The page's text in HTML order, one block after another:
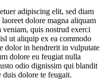
adipiscing elit, sed diam
dolore magna aliquam
quis nostrud exerci
ut aliquip ex ea commodo
dolor in hendrerit in vulputate
dolore eu feugiat nulla
odio dignissim qui blandit
duis dolore te feugait.